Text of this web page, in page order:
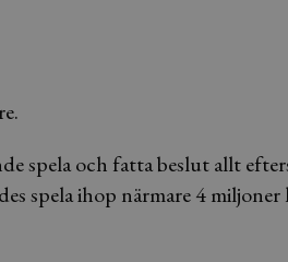
spela och fatta beslut allt
spela ihop närmare 4